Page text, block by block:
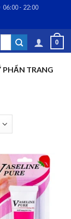
06:00 - 22:00
Search
0
PHẨN TRANG